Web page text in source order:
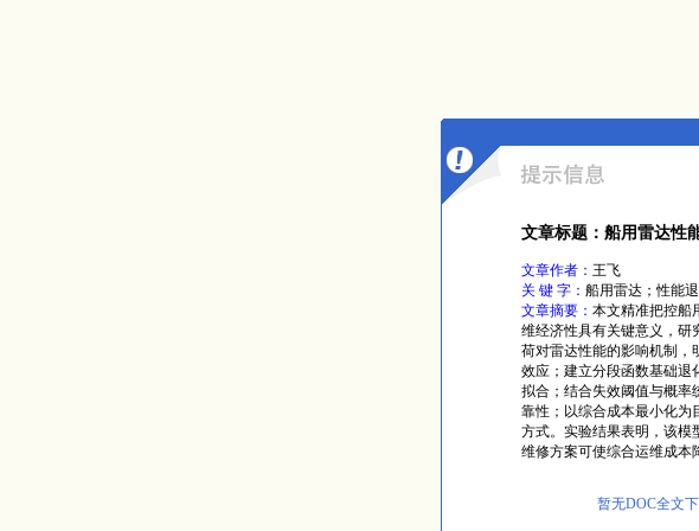
文章标题：船用雷达性
文章作者： 王飞
关 键 字： 船用雷达；性能
文章摘要： 本文精准把控船
维经济性具有关键意义，研
荷对雷达性能的影响机制，
效应；建立分段函数基础退
拟合；结合失效阈值与概率
靠性；以综合成本最小化为
方式。实验结果表明，该模
维修方案可使综合运维成本
暂无DOC全文